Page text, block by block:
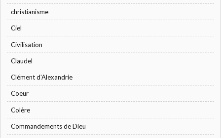
christianisme
Ciel
Civilisation
Claudel
Clément d'Alexandrie
Coeur
Colère
Commandements de Dieu